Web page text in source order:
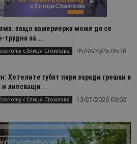
защо камериерка може да се
трудна за...
с Елица Стоилова 05/08/2026 08:28
Хотелите губят пари заради грешки в
и липсващи...
с Елица Стоилова 13/07/2026 09:02